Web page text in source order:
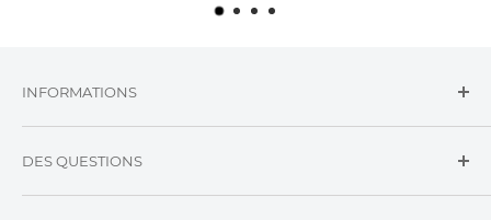
INFORMATIONS
Conditions Générales d'Utilisations
Conditions Générales de Vente
Mentions Légales
DES QUESTIONS
Nous Contacter